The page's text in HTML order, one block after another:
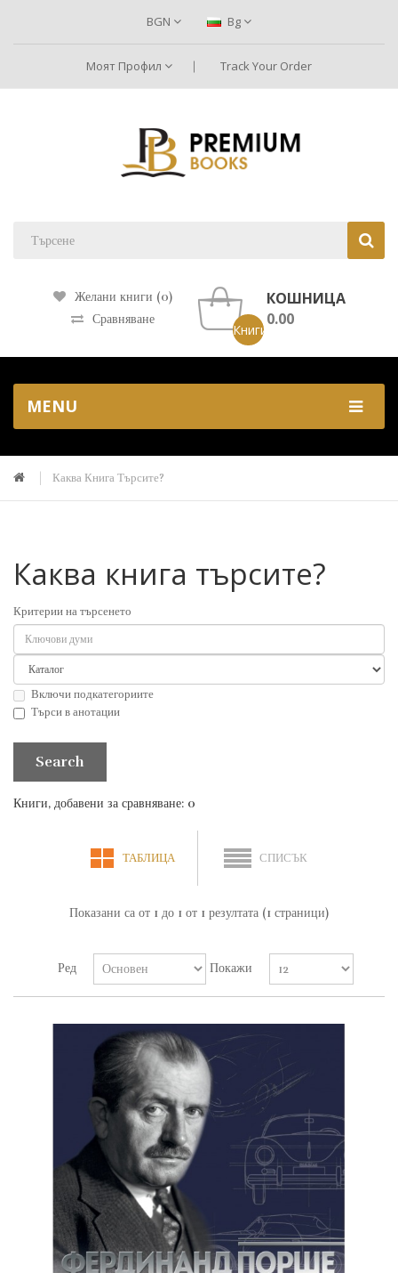
BGN Bg
Моят Профил Track Your Order
Желани книги (0)
Сравняване
Книги: 0 ()
КОШНИЦА
0.00
MENU
Каква Книга Търсите?
Каква книга търсите?
Критерии на търсенето
Включи подкатегориите
Търси в анотации
Книги, добавени за сравняване: 0
ТАБЛИЦА СПИСЪК
Показани са от 1 до 1 от 1 резултата (1 страници)
Ред Покажи